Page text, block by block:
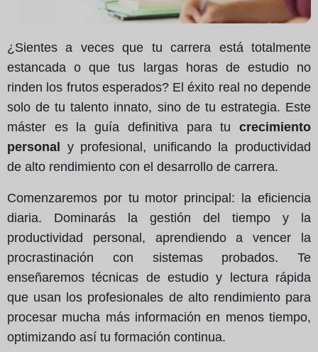
¿Sientes a veces que tu carrera está totalmente
estancada o que tus largas horas de estudio no
rinden los frutos esperados? El éxito real no depende
solo de tu talento innato, sino de tu estrategia. Este
máster es la guía definitiva para tu crecimiento
personal
y profesional, unificando la productividad
de alto rendimiento con el desarrollo de carrera.
Comenzaremos por tu motor principal: la eficiencia
diaria. Dominarás la gestión del tiempo y la
productividad personal, aprendiendo a vencer la
procrastinación con sistemas probados. Te
enseñaremos técnicas de estudio y lectura rápida
que usan los profesionales de alto rendimiento para
procesar mucha más información en menos tiempo,
optimizando así tu formación continua.